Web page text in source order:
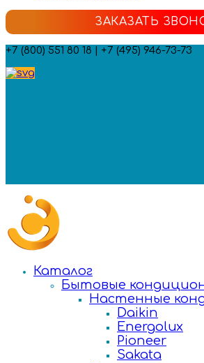
ЗАКАЗАТЬ
+7 (800) 551 80 18 | +7 (495) 946-73-73
Каталог
Бытовые
Настенные
Daikin
Energolux
Pioneer
Sakata